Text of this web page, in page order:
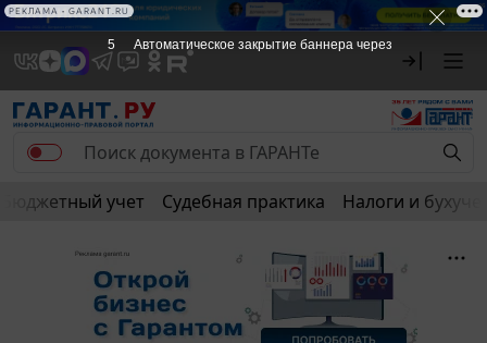
Бюджетный учет Судебная практика Налоги и
4 Автоматическое закрытие баннера через
РЕКЛАМА • GARANT.RU